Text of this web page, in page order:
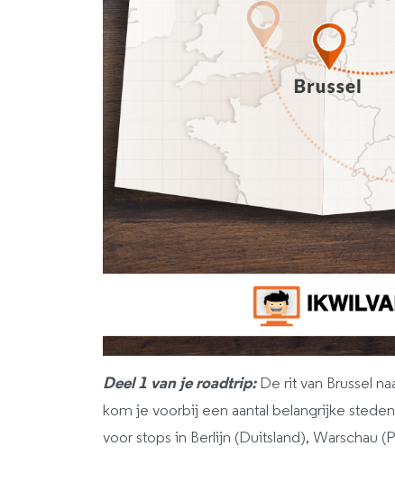
Deel 1 van je roadtrip: De rit van Brussel
kom je voorbij een aantal belangrijke
voor stops in Berlijn (Duitsland), Warschau